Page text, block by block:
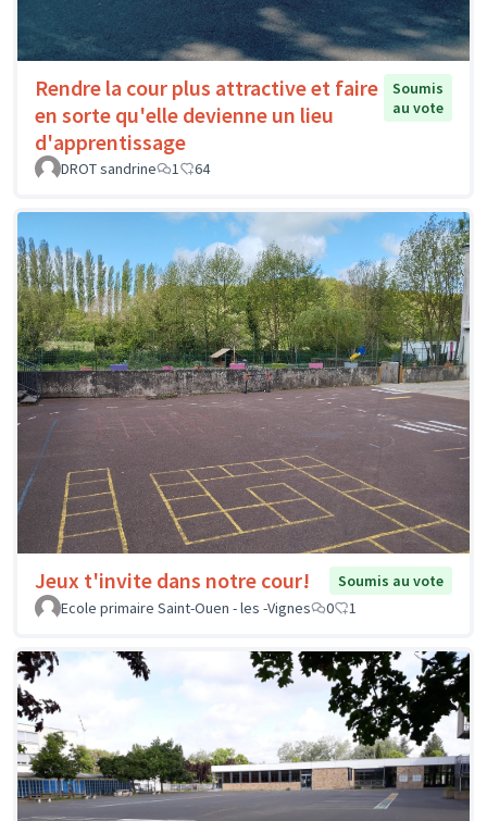
Rendre la cour plus attractive et faire
en sorte qu'elle devienne un lieu
d'apprentissage
Soumis
au vote
DROT sandrine 1 64
Jeux t'invite dans notre cour!
Soumis au vote
Ecole primaire Saint-Ouen - les -Vignes
0 1